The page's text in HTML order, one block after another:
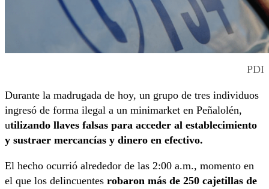
PDI
Durante la madrugada de hoy, un grupo de tres individuos
ingresó de forma ilegal a un minimarket en Peñalolén,
utilizando llaves falsas para acceder al establecimiento
y sustraer mercancías y dinero en efectivo.
El hecho ocurrió alrededor de las 2:00 a.m., momento en
el que los delincuentes robaron más de 250 cajetillas de